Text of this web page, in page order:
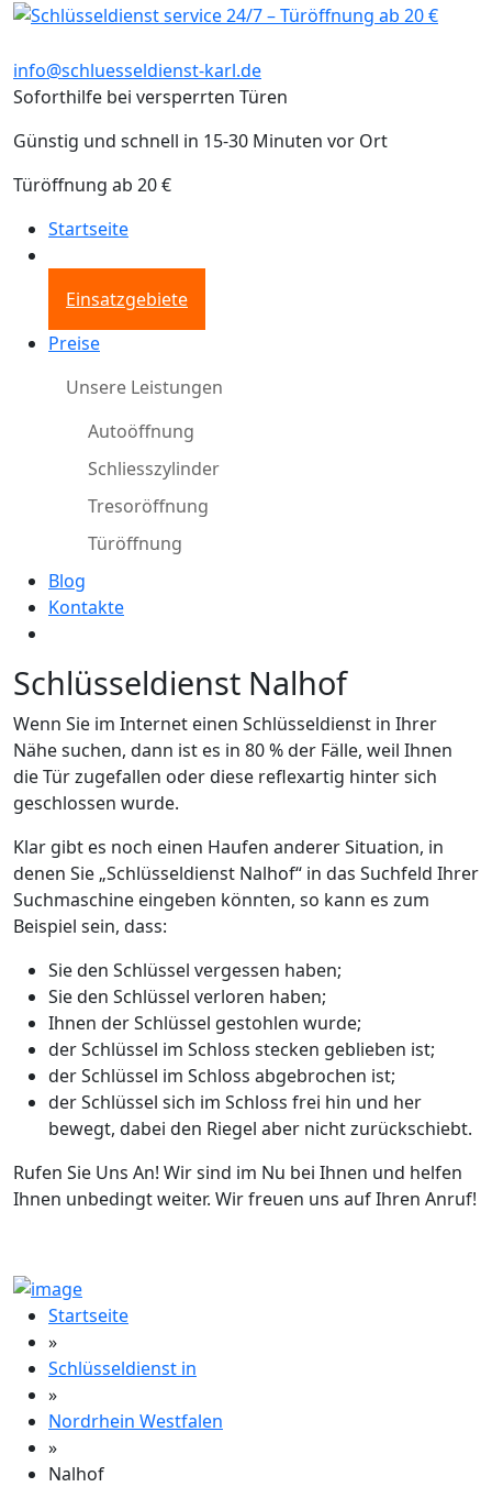
info@schluesseldienst-karl.de
Soforthilfe bei versperrten Türen
Günstig und schnell in 15-30 Minuten vor Ort
Türöffnung ab 20 €
Startseite
Einsatzgebiete
Preise
Unsere Leistungen
Autoöffnung
Schliesszylinder
Tresoröffnung
Türöffnung
Blog
Kontakte
Schlüsseldienst Nalhof
Wenn Sie im Internet einen Schlüsseldienst in Ihrer
Nähe suchen, dann ist es in 80 % der Fälle, weil Ihnen
die Tür zugefallen oder diese reflexartig hinter sich
geschlossen wurde.
Klar gibt es noch einen Haufen anderer Situation, in
denen Sie „Schlüsseldienst Nalhof“ in das Suchfeld Ihrer
Suchmaschine eingeben könnten, so kann es zum
Beispiel sein, dass:
Sie den Schlüssel vergessen haben;
Sie den Schlüssel verloren haben;
Ihnen der Schlüssel gestohlen wurde;
der Schlüssel im Schloss stecken geblieben ist;
der Schlüssel im Schloss abgebrochen ist;
der Schlüssel sich im Schloss frei hin und her
bewegt, dabei den Riegel aber nicht zurückschiebt.
Rufen Sie Uns An! Wir sind im Nu bei Ihnen und helfen
Ihnen unbedingt weiter. Wir freuen uns auf Ihren Anruf!
Startseite
»
Schlüsseldienst in
»
Nordrhein Westfalen
»
Nalhof